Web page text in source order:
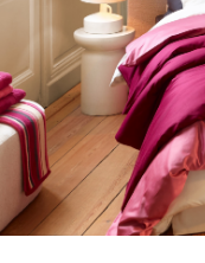
Contact